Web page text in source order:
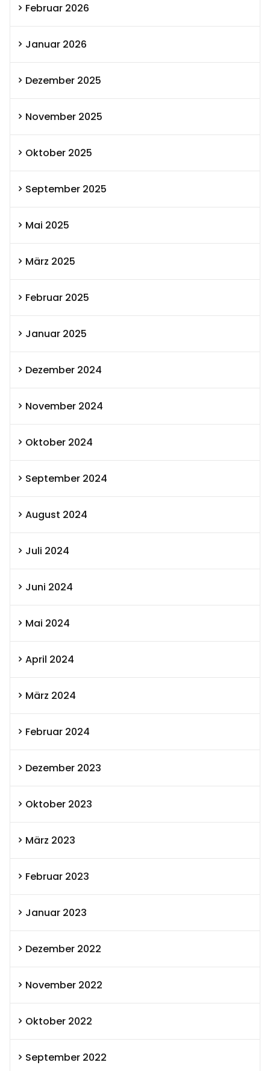
Februar 2026
Januar 2026
Dezember 2025
November 2025
Oktober 2025
September 2025
Mai 2025
März 2025
Februar 2025
Januar 2025
Dezember 2024
November 2024
Oktober 2024
September 2024
August 2024
Juli 2024
Juni 2024
Mai 2024
April 2024
März 2024
Februar 2024
Dezember 2023
Oktober 2023
März 2023
Februar 2023
Januar 2023
Dezember 2022
November 2022
Oktober 2022
September 2022